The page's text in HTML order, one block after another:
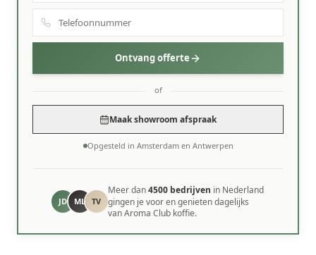
Ontvang offerte
of
Maak showroom afspraak
Opgesteld in Amsterdam en Antwerpen
JD ML TV
Meer dan4500 bedrijven in Nederland
gingen je voor en genieten dagelijks
van Aroma Club koffie.